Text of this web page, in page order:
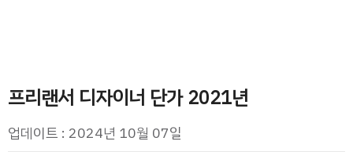
프리랜서 디자이너 단가 2021년
업데이트 : 2024년 10월 07일